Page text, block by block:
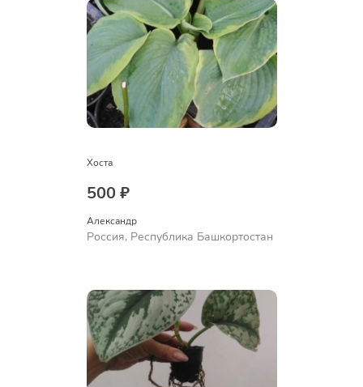
Хоста
500 ₽
Александр
Россия, Республика Башкортостан